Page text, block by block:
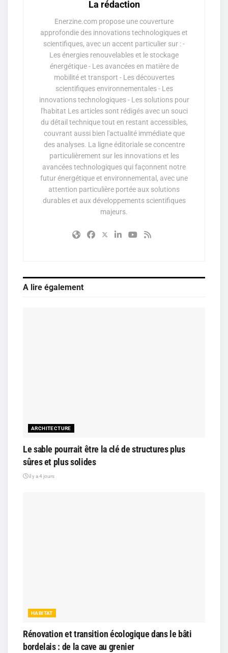
La rédaction
Enerzine.com propose une couverture
approfondie des innovations technologiques et
scientifiques, avec un accent particulier sur : -
Les énergies renouvelables et le stockage
énergétique - Les avancées en matière de
mobilité et transport - Les découvertes
scientifiques environnementales - Les
innovations technologiques - Les solutions pour
l'habitat Les articles sont rédigés avec un souci
du détail technique tout en restant accessibles,
couvrant aussi bien l'actualité immédiate que
des analyses. La ligne éditoriale se concentre
particulièrement sur les innovations et les
avancées technologiques qui façonnent notre
futur énergétique et environnemental, avec une
attention particulière portée aux solutions
durables et aux développements scientifiques
majeurs.
A lire également
ARCHITECTURE
Le sable pourrait être la clé de structures plus
sûres et plus solides
il y a 4 jours
HABITAT
Rénovation et transition écologique dans le bâti
bordelais : de la cave au grenier